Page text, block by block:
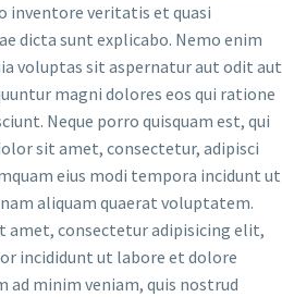
inventore veritatis et quasi
dicta sunt explicabo. Nemo enim
voluptas sit aspernatur aut odit aut
magni dolores eos qui ratione
Neque porro quisquam est, qui
sit amet, consectetur, adipisci
eius modi tempora incidunt ut
aliquam quaerat voluptatem.
amet, consectetur adipisicing elit,
incididunt ut labore et dolore
ad minim veniam, quis nostrud